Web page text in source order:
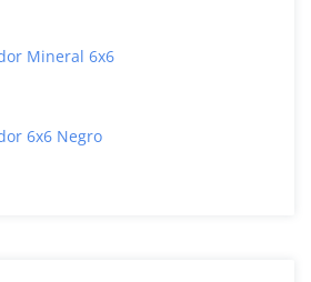
Mineral 6x6
6x6 Negro